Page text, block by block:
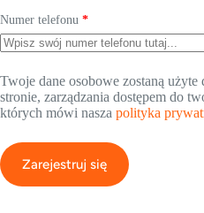
Numer telefonu *
Twoje dane osobowe zostaną
stronie, zarządzania dostępem do
których mówi nasza polityka
Zarejestruj się